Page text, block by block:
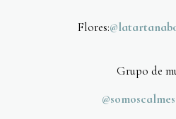
Flores:
Grupo de